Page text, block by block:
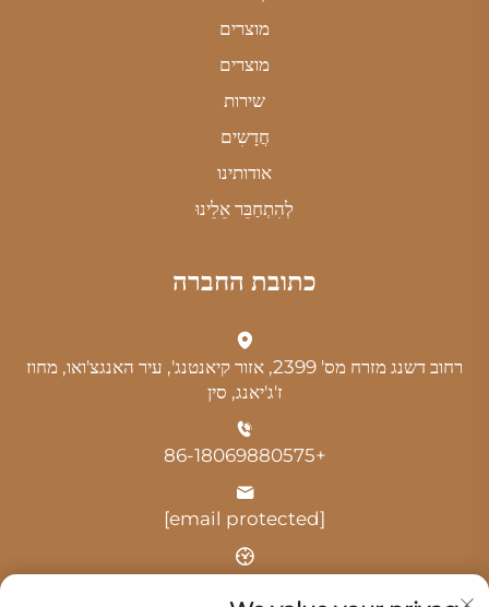
מוצרים
מוצרים
שירות
חֲדָשִים
אודותינו
לְהִתְחַבֵּר אֵלֵינוּ
כתובת החברה
רחוב דשנג מזרח מס' 2399, אזור קיאנטנג', עיר האנגצ'ואו, מחוז
ז'ג'יאנג, סין
+86-18069880575
[email protected]